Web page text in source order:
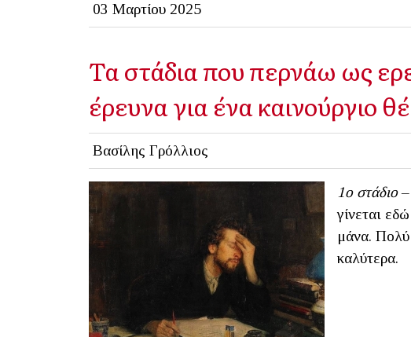
03 Μαρτίου 2025
Τα στάδια που περνάω ως
έρευνα για ένα καινούργιο
Βασίλης Γρόλλιος
1ο στάδιο–
γίνεται
μάνα.
καλύτερα.